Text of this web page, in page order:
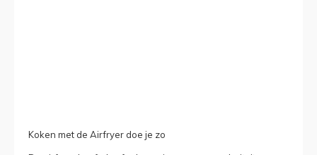
Koken met de Airfryer doe je zo